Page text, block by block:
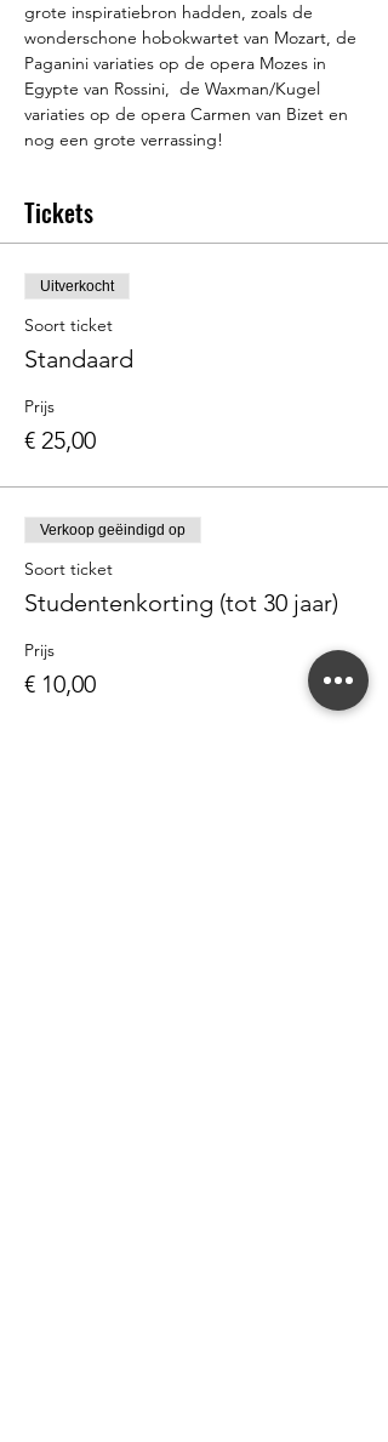
grote inspiratiebron hadden, zoals de
wonderschone hobokwartet van Mozart, de
Paganini variaties op de opera Mozes in
Egypte van Rossini,  de Waxman/Kugel
variaties op de opera Carmen van Bizet en
nog een grote verrassing!
Tickets
Uitverkocht
Soort ticket
Standaard
Prijs
€ 25,00
Verkoop geëindigd op
Soort ticket
Studentenkorting (tot 30 jaar)
Prijs
€ 10,00